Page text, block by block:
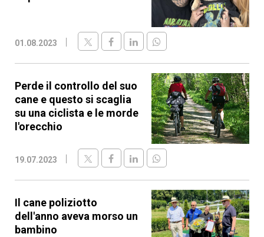
01.08.2023
Perde il controllo del suo
cane e questo si scaglia
su una ciclista e le morde
l'orecchio
19.07.2023
Il cane poliziotto
dell'anno aveva morso un
bambino